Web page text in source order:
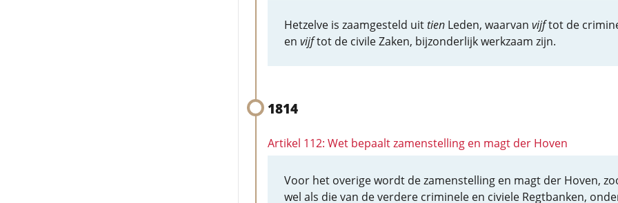
Hetzelve is zaamgesteld uittienLeden, waarvan vijftot de
en vijftot de civile Zaken, bijzonderlijk werkzaam zijn.
1814
Artikel 112: Wet bepaalt zamenstelling en magt der Hoven
Voor het overige wordt de zamenstelling en magt der Hoven,
wel als die van de verdere criminele en civiele Regtbanken,